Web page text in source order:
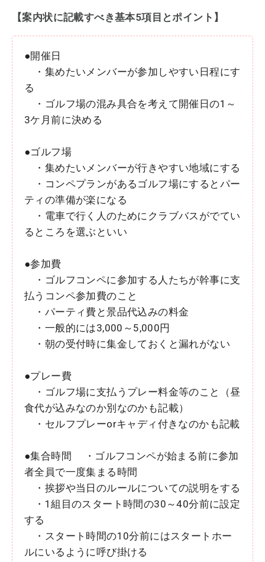
【案内状に記載すべき基本5項目とポイント】
●開催日
・集めたいメンバーが参加しやすい日程にす
る
・ゴルフ場の混み具合を考えて開催日の1～
3ケ月前に決める
●ゴルフ場
・集めたいメンバーが行きやすい地域にする
・コンペプランがあるゴルフ場にするとパー
ティの準備が楽になる
・電車で行く人のためにクラブバスがでてい
るところを選ぶといい
●参加費
・ゴルフコンペに参加する人たちが幹事に支
払うコンペ参加費のこと
・パーティ費と景品代込みの料金
・一般的には3,000～5,000円
・朝の受付時に集金しておくと漏れがない
●プレー費
・ゴルフ場に支払うプレー料金等のこと（昼
食代が込みなのか別なのかも記載）
・セルフプレーorキャディ付きなのかも記載
●集合時間 ・ゴルフコンペが始まる前に参加
者全員で一度集まる時間
・挨拶や当日のルールについての説明をする
・1組目のスタート時間の30～40分前に設定
する
・スタート時間の10分前にはスタートホー
ルにいるように呼び掛ける